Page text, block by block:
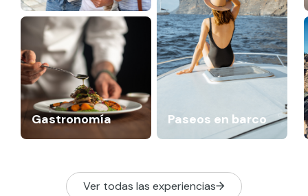
Paseos en barco
Gastronomía
Ver todas las experiencias